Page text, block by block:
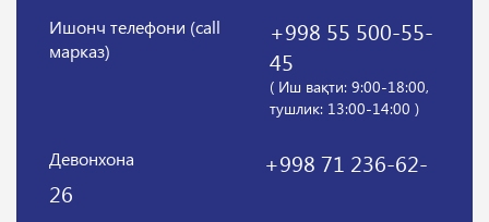
Ишонч телефони (call
марказ)
+998 55 500-55-
45
( Иш вақти: 9:00-18:00,
тушлик: 13:00-14:00 )
Девонхона
+998 71 236-62-
26